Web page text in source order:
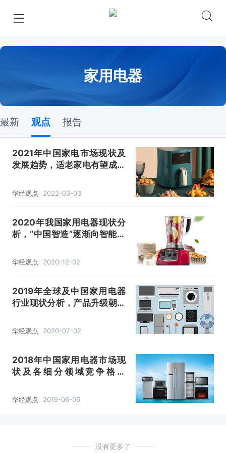
家用电器
最新 观点 报告
2021年中国家电市场现状及
发展趋势，适老家电有望成为
华经观点 2022-03-03
2020年我国家用电器现状分
析，“中国智造”逐渐向智能家
华经观点 2020-12-02
2019年全球及中国家用电器
行业现状分析，产品升级朝高
「图」
华经观点 2020-07-02
2018年中国家用电器市场现
状及各细分领域竞争格局
华经观点 2019-06-06
没有更多了